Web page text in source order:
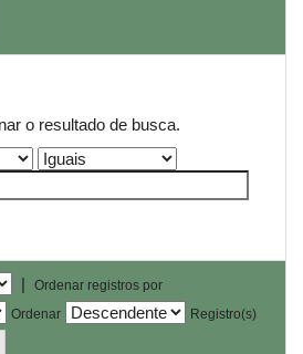
o resultado de busca.
|
Ordenar registros por
Ordenar
Registro(s)